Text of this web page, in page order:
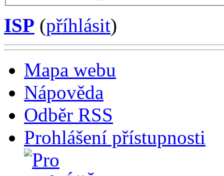
ISP (příhlásit)
Mapa webu
Nápověda
Odběr RSS
Prohlášení přístupnosti